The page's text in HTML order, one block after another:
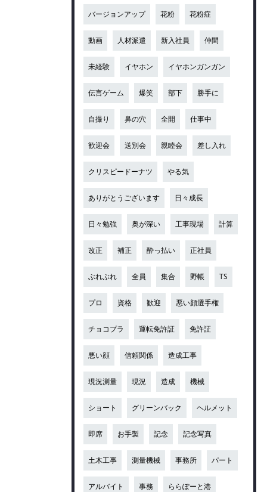
バージョンアップ 花粉 花粉症
動画 人材派遣 新入社員 仲間
未経験 イヤホン イヤホンガンガン
伝言ゲーム 爆笑 部下 勝手に
自撮り 鼻の穴 全開 仕事中
歓迎会 送別会 親睦会 差し入れ
クリスピードーナツ やる気
ありがとうございます 日々成長
日々勉強 奥が深い 工事現場 計算
改正 補正 酔っ払い 正社員
ぶれぶれ 全員 集合 野帳 TS
プロ 資格 歓迎 悪い顔選手権
チョコプラ 運転免許証 免許証
悪い顔 信頼関係 造成工事
現況測量 現況 造成 機械
ショート グリーンバック ヘルメット
即席 お手製 記念 記念写真
土木工事 測量機械 事務所 パート
アルバイト 事務 ららぽーと港